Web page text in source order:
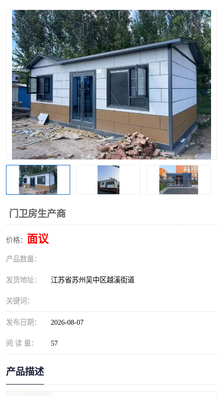
门卫房生产商
价格： 面议
产品数量：
发货地址： 江苏省苏州吴中区越溪街道
关键词：
发布日期： 2026-08-07
阅 读 量： 57
产品描述
移动厕所